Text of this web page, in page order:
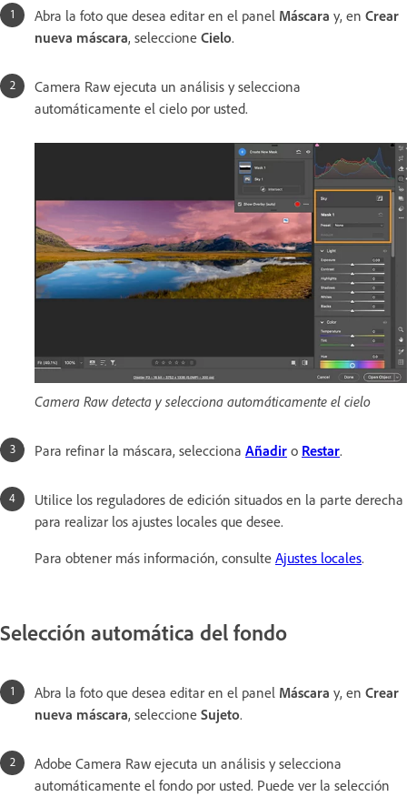
Abra la foto que desea editar en el panel Máscara y, en Crear
nueva máscara, seleccione Cielo.
Camera Raw ejecuta un análisis y selecciona
automáticamente el cielo por usted.
Camera Raw detecta y selecciona automáticamente el cielo
Para refinar la máscara, selecciona Añadir o Restar.
Utilice los reguladores de edición situados en la parte derecha
para realizar los ajustes locales que desee.
Para obtener más información, consulte Ajustes locales.
Selección automática del fondo
Abra la foto que desea editar en el panel Máscara y, en Crear
nueva máscara, seleccione Sujeto.
Adobe Camera Raw ejecuta un análisis y selecciona
automáticamente el fondo por usted. Puede ver la selección